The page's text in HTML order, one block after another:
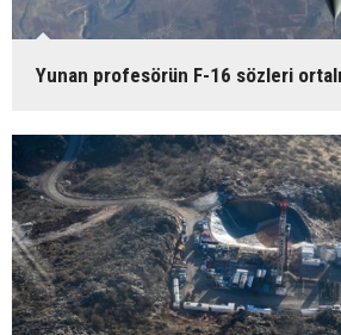
Yunan profesörün F-16 sözleri